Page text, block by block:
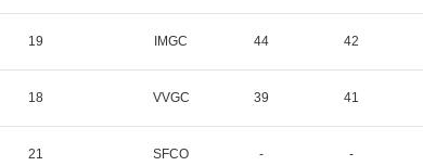
19 IMGC 44 42
18 VVGC 39 41
21 SFCO - -